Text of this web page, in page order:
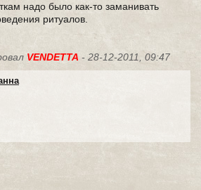
надо было как-то заманивать
ритуалов.
VENDETTA - 28-12-2011, 09:47